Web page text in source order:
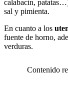
calabacín,
sal y pimienta.
En cuanto a los
fuente de horno,
verduras.
Contenido